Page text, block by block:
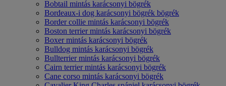
Bobtail mintás karácsonyi bögrék
Bordeaux-i dog karácsonyi bögrék bögrék
Border collie mintás karácsonyi bögrék
Boston terrier mintás karácsonyi bögrék
Boxer mintás karácsonyi bögrék
Bulldog mintás karácsonyi bögrék
Bullterrier mintás karácsonyi bögrék
Cairn terrier mintás karácsonyi bögrék
Cane corso mintás karácsonyi bögrék